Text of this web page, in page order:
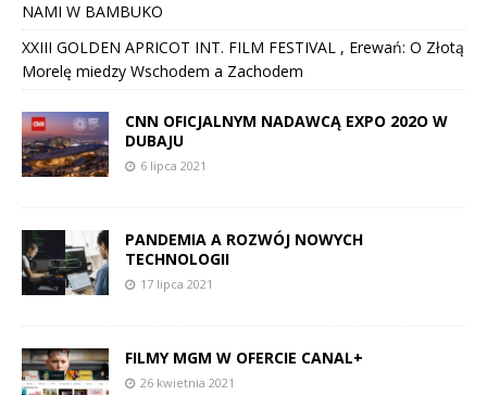
NAMI W BAMBUKO
XXIII GOLDEN APRICOT INT. FILM FESTIVAL , Erewań: O Złotą
Morelę miedzy Wschodem a Zachodem
CNN OFICJALNYM NADAWCĄ EXPO 202O W
DUBAJU
6 lipca 2021
PANDEMIA A ROZWÓJ NOWYCH
TECHNOLOGII
17 lipca 2021
FILMY MGM W OFERCIE CANAL+
26 kwietnia 2021